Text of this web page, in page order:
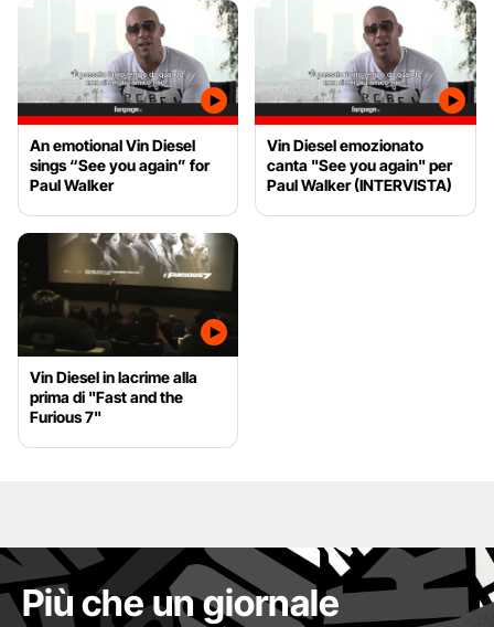
An emotional Vin Diesel
sings “See you again” for
Paul Walker
Vin Diesel emozionato
canta "See you again" per
Paul Walker (INTERVISTA)
Vin Diesel in lacrime alla
prima di "Fast and the
Furious 7"
Più che un giornale